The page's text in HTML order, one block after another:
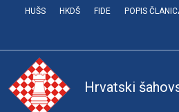
HUŠS HKDŠ FIDE POPIS
Hrvatski